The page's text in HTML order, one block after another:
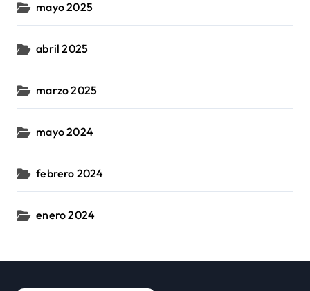
mayo 2025
abril 2025
marzo 2025
mayo 2024
febrero 2024
enero 2024